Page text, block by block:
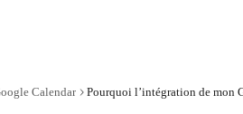
Calendar